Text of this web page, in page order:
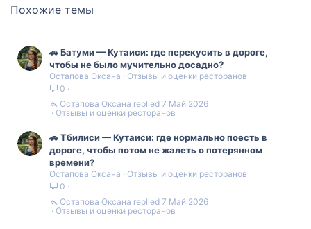
влияют на рейтинг заведений? Делитесь впечатлениями —
Давайте вместе создадим самый честный сладкий гид по
Кутаиси!
Похожие темы
🚗 Батуми — Кутаиси: где перекусить в дороге,
чтобы не было мучительно досадно?
Остапова Оксана
Отзывы и оценки ресторанов
0
Отзывы и оценки ресторанов
7 Май 2026
Остапова Оксана
🚗 Тбилиси — Кутаиси: где нормально поесть в
дороге, чтобы потом не жалеть о потерянном
времени?
Остапова Оксана
Отзывы и оценки ресторанов
0
Отзывы и оценки ресторанов
7 Май 2026
Остапова Оксана